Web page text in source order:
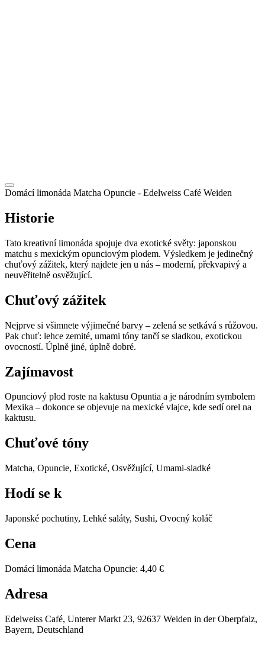
Domácí limonáda Matcha Opuncie - Edelweiss Café Weiden
Historie
Tato kreativní limonáda spojuje dva exotické světy: japonskou
matchu s mexickým opunciovým plodem. Výsledkem je jedinečný
chuťový zážitek, který najdete jen u nás – moderní, překvapivý a
neuvěřitelně osvěžující.
Chuťový zážitek
Nejprve si všimnete výjimečné barvy – zelená se setkává s růžovou.
Pak chuť: lehce zemité, umami tóny tančí se sladkou, exotickou
ovocností. Úplně jiné, úplně dobré.
Zajímavost
Opunciový plod roste na kaktusu Opuntia a je národním symbolem
Mexika – dokonce se objevuje na mexické vlajce, kde sedí orel na
kaktusu.
Chuťové tóny
Matcha, Opuncie, Exotické, Osvěžující, Umami-sladké
Hodí se k
Japonské pochutiny, Lehké saláty, Sushi, Ovocný koláč
Cena
Domácí limonáda Matcha Opuncie: 4,40 €
Adresa
Edelweiss Café, Unterer Markt 23, 92637 Weiden in der Oberpfalz,
Bayern, Deutschland